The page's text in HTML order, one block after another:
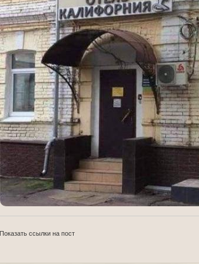
Показать ссылки на пост